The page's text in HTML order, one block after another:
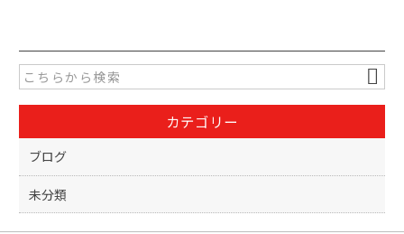
e
b
o
o
k
er
カテゴリー
ブログ
未分類